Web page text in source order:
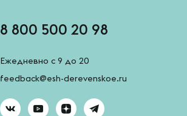
8 800 500 20 98
Ежедневно с 9 до 20
feedback@esh-derevenskoe.ru